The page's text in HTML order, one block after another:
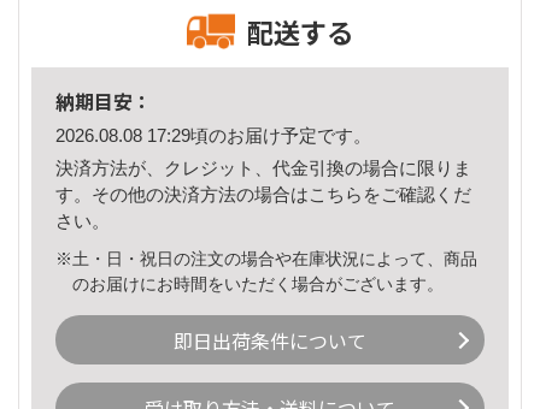
配送する
納期目安：
2026.08.08 17:29頃のお届け予定です。
決済方法が、クレジット、代金引換の場合に限りま
す。その他の決済方法の場合はこちら をご確認くだ
さい。
※土・日・祝日の注文の場合や在庫状況によって、商品
のお届けにお時間をいただく場合がございます。
即日出荷条件について